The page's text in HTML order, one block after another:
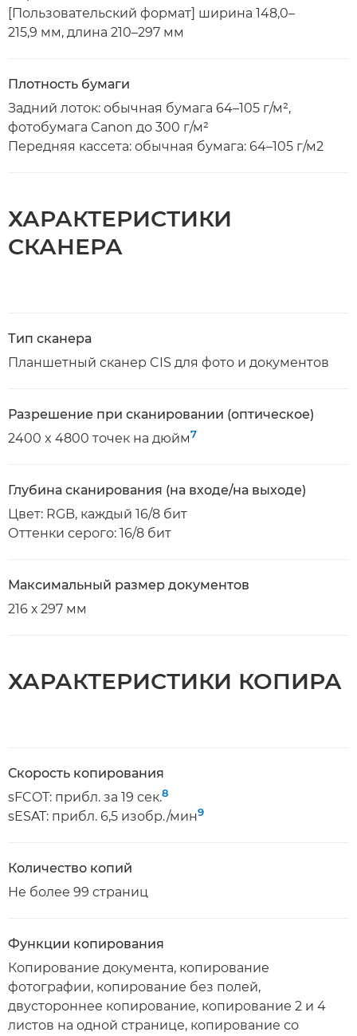
[Пользовательский формат] ширина 148,0–
215,9 мм, длина 210–297 мм
Плотность бумаги
Задний лоток: обычная бумага 64–105 г/м²,
фотобумага Canon до 300 г/м²
Передняя кассета: обычная бумага: 64–105 г/м2
ХАРАКТЕРИСТИКИ
СКАНЕРА
Тип сканера
Планшетный сканер CIS для фото и документов
Разрешение при сканировании (оптическое)
2400 x 4800 точек на дюйм7
Глубина сканирования (на входе/на выходе)
Цвет: RGB, каждый 16/8 бит
Оттенки серого: 16/8 бит
Максимальный размер документов
216 х 297 мм
ХАРАКТЕРИСТИКИ КОПИРА
Скорость копирования
sFCOT: прибл. за 19 сек.8
sESAT: прибл. 6,5 изобр./мин9
Количество копий
Не более 99 страниц
Функции копирования
Копирование документа, копирование
фотографии, копирование без полей,
двустороннее копирование, копирование 2 и 4
листов на одной странице, копирование со